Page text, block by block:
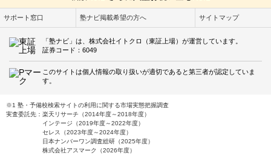
サポート窓口 塾ナビ掲載希望の方へ サイトマップ
「塾ナビ」は、株式会社イトクロ（東証上場）が運営しています。
証券コード：6049
このサイトは個人情報の取り扱いが適切であると第三者が認定していま
す。
※1 塾・予備校検索サイトの利用に関する市場実態把握調査
実査委託先：楽天リサーチ（2014年度～2018年度）
インテージ（2019年度～2022年度）
セレス（2023年度～2024年度）
日本ナンバーワン調査総研（2025年度）
株式会社アスマーク（2026年度）